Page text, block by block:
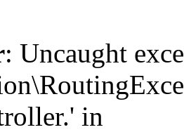
: Uncaught
in